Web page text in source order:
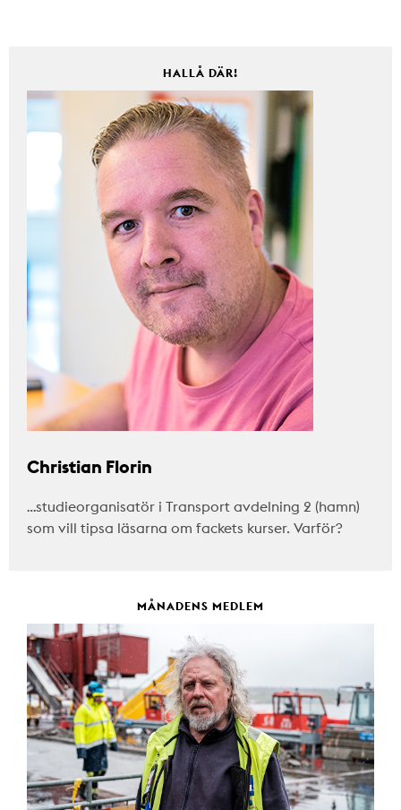
HALLÅ DÄR!
Christian Florin
…studieorganisatör i Transport avdelning 2 (hamn)
som vill tipsa läsarna om fackets kurser. Varför?
MÅNADENS MEDLEM